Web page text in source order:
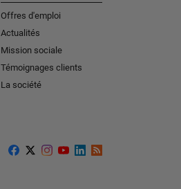
Offres d'emploi
Actualités
Mission sociale
Témoignages clients
La société